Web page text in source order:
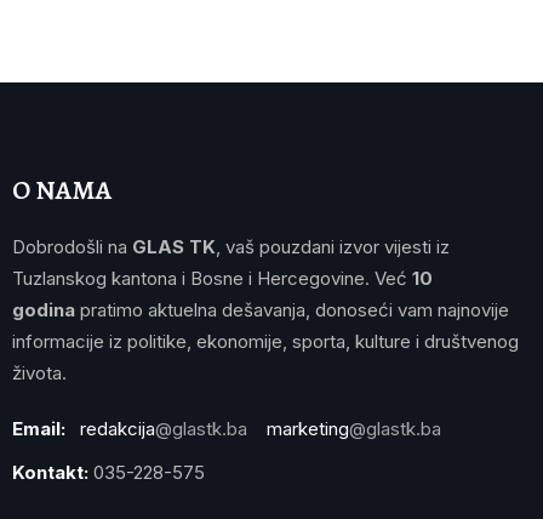
O NAMA
Dobrodošli na GLAS TK , vaš pouzdani izvor vijesti iz
Tuzlanskog kantona i Bosne i Hercegovine. Već 10
godina pratimo aktuelna dešavanja, donoseći vam najnovije
informacije iz politike, ekonomije, sporta, kulture i društvenog
života.
Email: redakcija@glastk.ba marketing@glastk.ba
Kontakt: 035-228-575